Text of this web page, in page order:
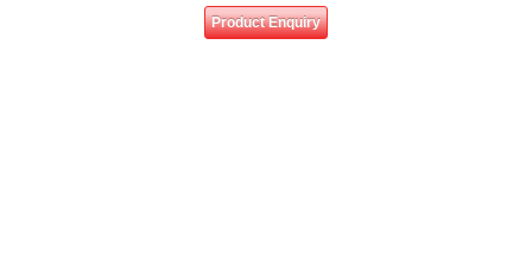
Product Enquiry